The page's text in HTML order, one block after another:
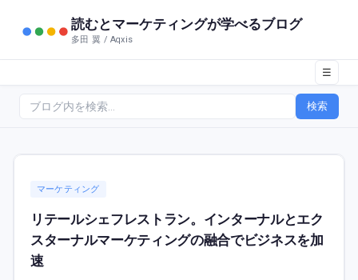
読むとマーケティングが学べるブログ
多田 翼 / Aqxis
☰
検索
マーケティング
リテールシェフレストラン。インターナルとエク
スターナルマーケティングの融合でビジネスを加
速